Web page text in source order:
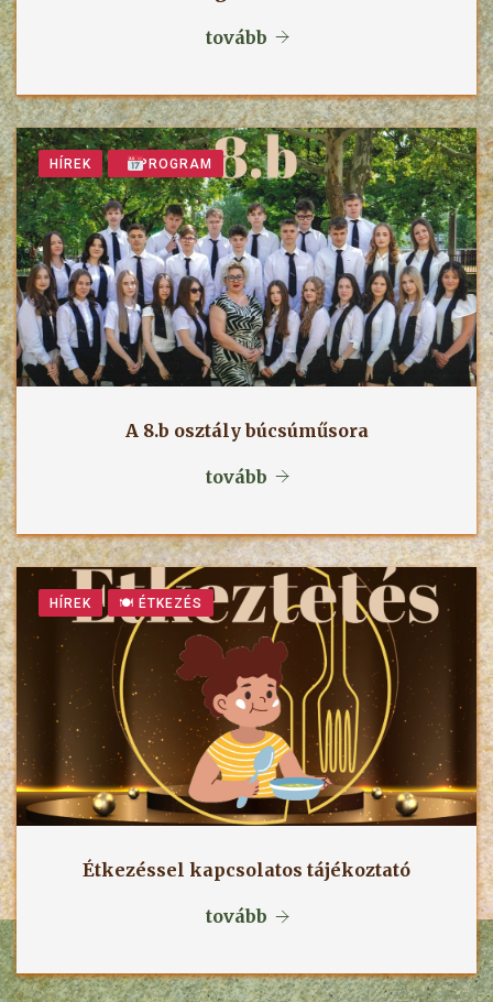
tovább
HÍREK PROGRAM
A 8.b osztály búcsúműsora
tovább
HÍREK 🍽 ÉTKEZÉS
Étkezéssel kapcsolatos tájékoztató
tovább